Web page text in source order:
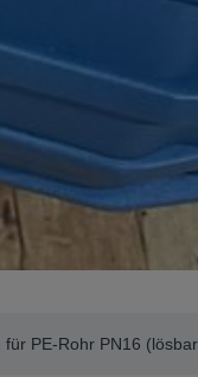
PE-Rohr PN16